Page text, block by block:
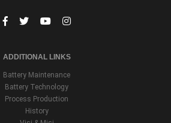
ADDITIONAL LINKS
Battery Maintenance
Battery Technology
Process Production
History